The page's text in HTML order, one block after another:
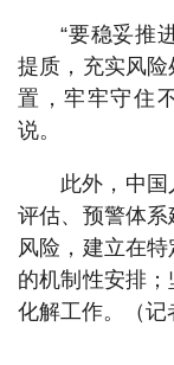
“要稳妥推
提质，充实风
置，牢牢守住
说。
此外，中国
评估、预警体
风险，建立在
的机制性安排
化解工作。（记